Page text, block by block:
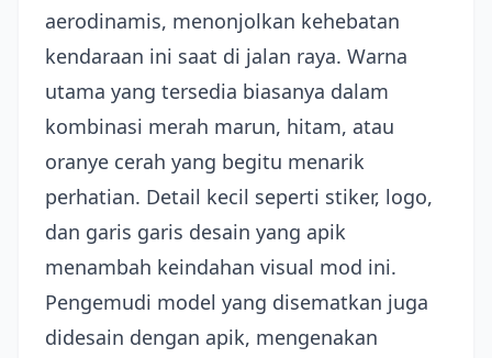
aerodinamis, menonjolkan kehebatan
kendaraan ini saat di jalan raya. Warna
utama yang tersedia biasanya dalam
kombinasi merah marun, hitam, atau
oranye cerah yang begitu menarik
perhatian. Detail kecil seperti stiker, logo,
dan garis garis desain yang apik
menambah keindahan visual mod ini.
Pengemudi model yang disematkan juga
didesain dengan apik, mengenakan